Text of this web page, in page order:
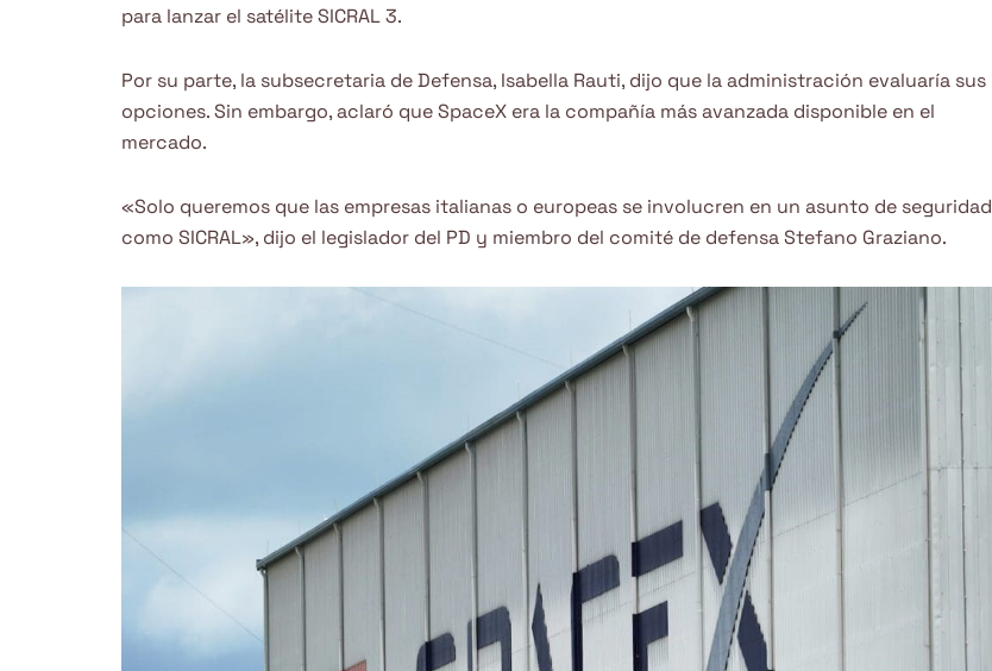
para lanzar el satélite SICRAL 3.
Por su parte, la subsecretaria de Defensa, Isabella Rauti, dijo que la administración evaluaría sus
opciones. Sin embargo, aclaró que SpaceX era la compañía más avanzada disponible en el
mercado.
«Solo queremos que las empresas italianas o europeas se involucren en un asunto de seguridad
como SICRAL», dijo el legislador del PD y miembro del comité de defensa Stefano Graziano.